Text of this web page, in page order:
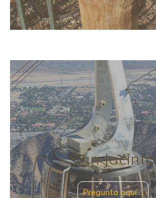
San Jacinto
Pregunta aquí…